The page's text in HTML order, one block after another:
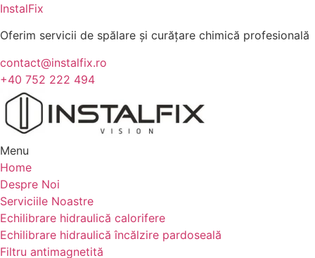
InstalFix
Oferim servicii de spălare și curățare chimică profesională
contact@instalfix.ro
+40 752 222 494
Menu
Home
Despre Noi
Serviciile Noastre
Echilibrare hidraulică calorifere
Echilibrare hidraulică încălzire pardoseală
Filtru antimagnetită